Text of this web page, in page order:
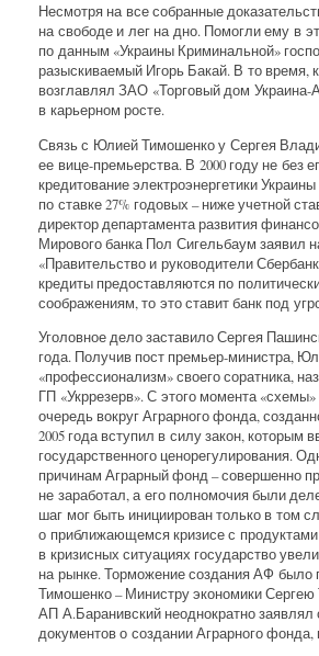
Несмотря на все собранные
на свободе и лег на дно. Помогли ему в
по данным «Украины Криминальной»
разыскиваемый Игорь Бакай. В то время,
возглавлял ЗАО «Торговый дом
в карьерном росте.
Связь с Юлией Тимошенко у Сергея
ее вице-премьерства. В 2000 году не без
кредитование электроэнергетики
по ставке 27% годовых – ниже учетной
директор департамента развития
Мирового банка Пол Сигельбаум заявил
«Правительство и руководители
кредиты предоставляются по
соображениям, то это ставит банк под
Уголовное дело заставило Сергея
года. Получив пост премьер-министра,
«профессионализм» своего соратника,
ГП «Укррезерв». С этого момента
очередь вокруг Аграрного фонда,
2005 года вступил в силу закон, которым
государственного ценорегулирования.
причинам Аграрный фонд – совершенно
не заработал, а его полномочия были
шаг мог быть инициирован только в том
о приближающемся кризисе с
в кризисных ситуациях государство
на рынке. Торможение создания АФ было
Тимошенко – Министру экономики
АП А.Баранивский неоднократно
документов о создании Аграрного